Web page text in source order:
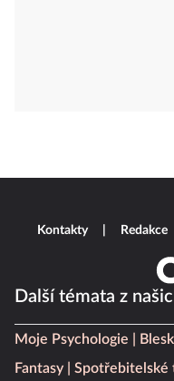
Další témata z
Moje Psychologie
Fantasy
Spotřebitelské
Kontakty Redakce